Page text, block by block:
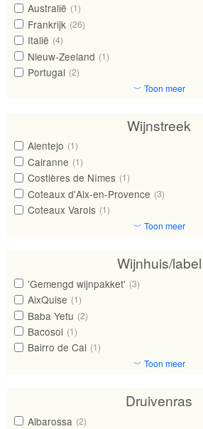
Australië (1)
Frankrijk (26)
Italië (4)
Nieuw-Zeeland (1)
Portugal (2)
﹀ Toon meer
Wijnstreek
Alentejo (1)
Cairanne (1)
Costières de Nîmes (1)
Coteaux d'Aix-en-Provence (3)
Coteaux Varois (1)
﹀ Toon meer
Wijnhuis/label
'Gemengd wijnpakket' (3)
AixQuise (1)
Baba Yetu (2)
Bacosol (1)
Bairro de Cal (1)
﹀ Toon meer
Druivenras
Albarossa (2)